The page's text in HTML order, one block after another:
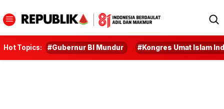
Hot Topics: #Gubernur BI Mundur #Kongres Umat Islam